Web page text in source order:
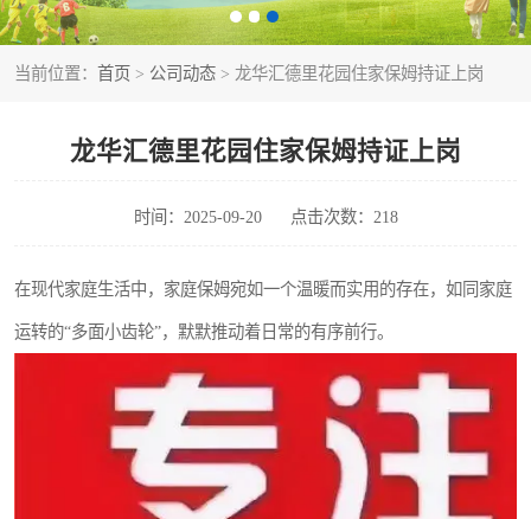
当前位置： 首页 > 公司动态 > 龙华汇德里花园住家保姆持证上岗
龙华汇德里花园住家保姆持证上岗
时间：2025-09-20 点击次数：218
在现代家庭生活中，家庭保姆宛如一个温暖而实用的存在，如同家庭
运转的“多面小齿轮”，默默推动着日常的有序前行。